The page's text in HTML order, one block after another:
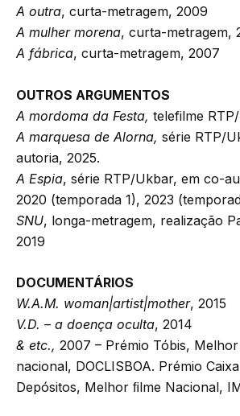
A outra, curta-metragem, 2009
A mulher morena, curta-metragem,
A fábrica, curta-metragem, 2007
OUTROS ARGUMENTOS
A mordoma da Festa, telefilme
A marquesa de Alorna, série RTP/
autoria, 2025.
A Espia, série RTP/Ukbar, em co-
2020 (temporada 1), 2023
SNU, longa-metragem, realização
2019
DOCUMENTÁRIOS
W.A.M. woman|artist|mother, 2015
V.D. – a doença oculta, 2014
& etc., 2007 – Prémio Tóbis,
nacional, DOCLISBOA. Prémio
Depósitos, Melhor ﬁlme Nacional,